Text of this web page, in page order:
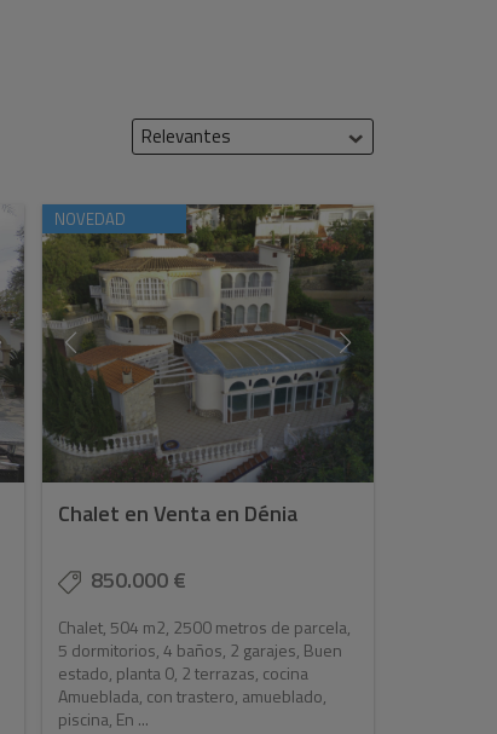
Relevantes
NOVEDAD
Chalet en Venta en Dénia
850.000 €
Chalet, 504 m2, 2500 metros de parcela,
5 dormitorios, 4 baños, 2 garajes, Buen
estado, planta 0, 2 terrazas, cocina
Amueblada, con trastero, amueblado,
piscina, En ...